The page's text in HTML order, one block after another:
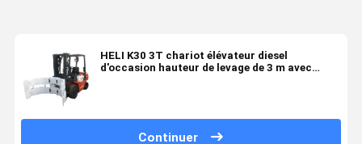
HELI K30 3T chariot élévateur diesel
d'occasion hauteur de levage de 3 m avec
Continuer